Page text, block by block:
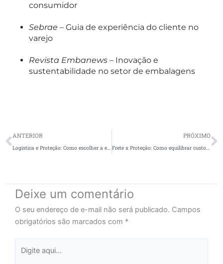
consumidor
Sebrae – Guia de experiência do cliente no
varejo
Revista Embanews – Inovação e
sustentabilidade no setor de embalagens
Prev
ANTERIOR
Logística e Proteção: Como escolher a embalagem ideal para seu e-commerce
PRÓXIMO
Frete x Proteção: Como equilibrar custos e qualidade na embalagem para e-commerce
Deixe um comentário
O seu endereço de e-mail não será publicado. Campos
obrigatórios são marcados com *
aqui...